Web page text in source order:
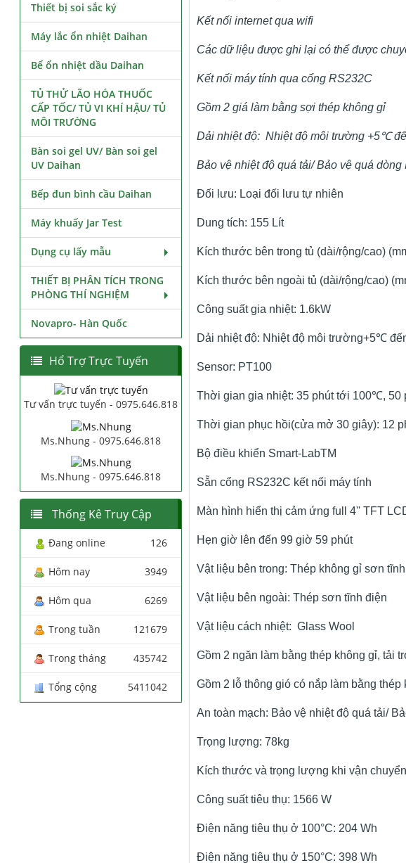
Kết nối internet qua wifi
Các dữ liệu được ghi lại có thể được
Kết nối máy tính qua cổng RS232C
Gồm 2 giá làm bằng sợi thép không gỉ
Dải nhiệt độ: Nhiệt độ môi trường +5℃
Bảo vệ nhiệt độ quá tải/ Bảo vệ quá
Đối lưu: Loại đối lưu tự nhiên
Dung tích: 155 Lít
Kích thước bên trong tủ (dài/rộng/cao)
Kích thước bên ngoài tủ (dài/rộng/cao)
Công suất gia nhiệt: 1.6kW
Dải nhiệt độ: Nhiệt độ môi trường+5℃
Sensor: PT100
Thời gian gia nhiệt: 35 phút tới 100℃,
Thời gian phục hồi(cửa mở 30 giây): 12
Bộ điều khiển Smart-LabTM
Sẵn cổng RS232C kết nối máy tính
Màn hình hiển thị cảm ứng full 4'' TFT
Hẹn giờ lên đến 99 giờ 59 phút
Vật liệu bên trong: Thép không gỉ sơn
Vật liệu bên ngoài: Thép sơn tĩnh điện
Vật liệu cách nhiệt: Glass Wool
Gồm 2 ngăn làm bằng thép không gỉ, tải
Gồm 2 lỗ thông gió có nắp làm bằng
An toàn mạch: Bảo vệ nhiệt độ quá tải/
Trọng lượng: 78kg
Kích thước và trọng lượng khi vận
Công suất tiêu thụ: 1566 W
Điện năng tiêu thụ ở 100°C: 204 Wh
Điện năng tiêu thụ ở 150°C: 398 Wh
Thiết bị soi sắc ký
Máy lắc ổn nhiệt Daihan
Bể ổn nhiệt dầu Daihan
TỦ THỬ LÃO HÓA THUỐC
CẤP TỐC/ TỦ VI KHÍ HẬU/ TỦ
MÔI TRƯỜNG
Bàn soi gel UV/ Bàn soi gel
UV Daihan
Bếp đun bình cầu Daihan
Máy khuấy Jar Test
Dụng cụ lấy mẫu
THIẾT BỊ PHÂN TÍCH TRONG
PHÒNG THÍ NGHIỆM
Novapro- Hàn Quốc
Hổ Trợ Trực Tuyến
Tư vấn trực tuyến - 0975.646.818
Ms.Nhung - 0975.646.818
Ms.Nhung - 0975.646.818
Thống Kê Truy Cập
Đang online 126
Hôm nay 3949
Hôm qua 6269
Trong tuần 121679
Trong tháng 435742
Tổng cộng 5411042